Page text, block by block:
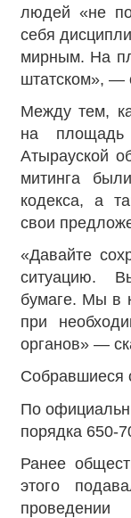
людей «не
себя
мирным. На
штатском», —
Между тем,
на
Атырауской
митинга
кодекса, а
свои
«Давайте
ситуацию.
бумаге. Мы в
при
органов» —
Собравшиеся
По
порядка 650-
Ранее
этого